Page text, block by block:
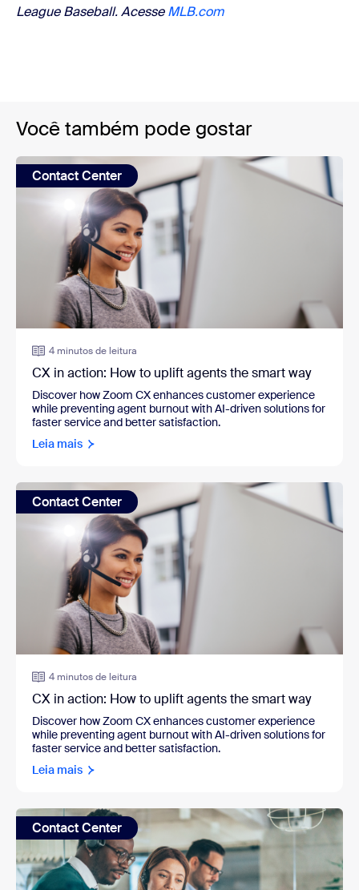
League Baseball. AcesseMLB.com
Você também pode gostar
Contact Center
4 minutos de leitura
CX in action: How to uplift agents the smart way
Discover how Zoom CX enhances customer experience
while preventing agent burnout with AI-driven solutions for
faster service and better satisfaction.
Leia mais
Contact Center
4 minutos de leitura
CX in action: How to uplift agents the smart way
Discover how Zoom CX enhances customer experience
while preventing agent burnout with AI-driven solutions for
faster service and better satisfaction.
Leia mais
Contact Center